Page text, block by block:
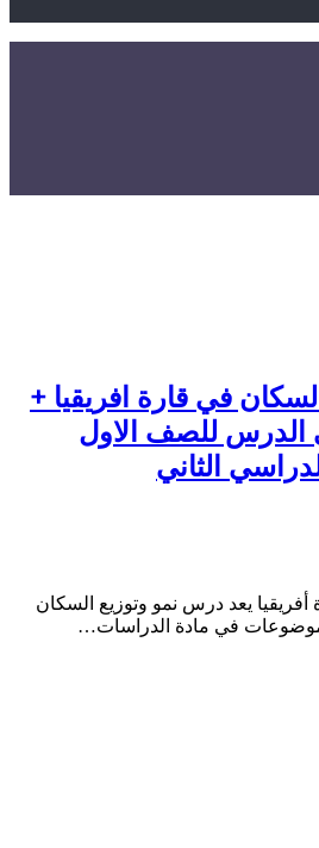
في قارة افريقيا +
الدرس للصف الاول
الثاني
يعد درس نمو وتوزيع السكان
في مادة الدراسات…